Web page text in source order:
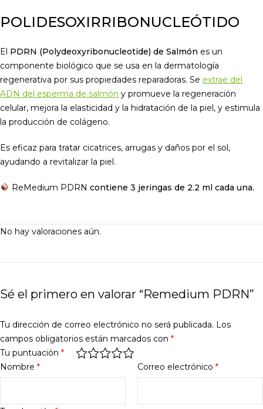
POLIDESOXIRRIBONUCLEÓTIDO
El PDRN (Polydeoxyribonucleotide) de Salmón es un
componente biológico que se usa en la dermatología
regenerativa por sus propiedades reparadoras. Se extrae del
ADN del esperma de salmón y promueve la regeneración
celular, mejora la elasticidad y la hidratación de la piel, y estimula
la producción de colágeno.
Es eficaz para tratar cicatrices, arrugas y daños por el sol,
ayudando a revitalizar la piel.
ReMedium PDRN contiene 3 jeringas de 2.2 ml cada una.
No hay valoraciones aún.
Sé el primero en valorar “Remedium PDRN”
Tu dirección de correo electrónico no será publicada. Los
campos obligatorios están marcados con *
Tu puntuación *
Nombre * Correo electrónico *